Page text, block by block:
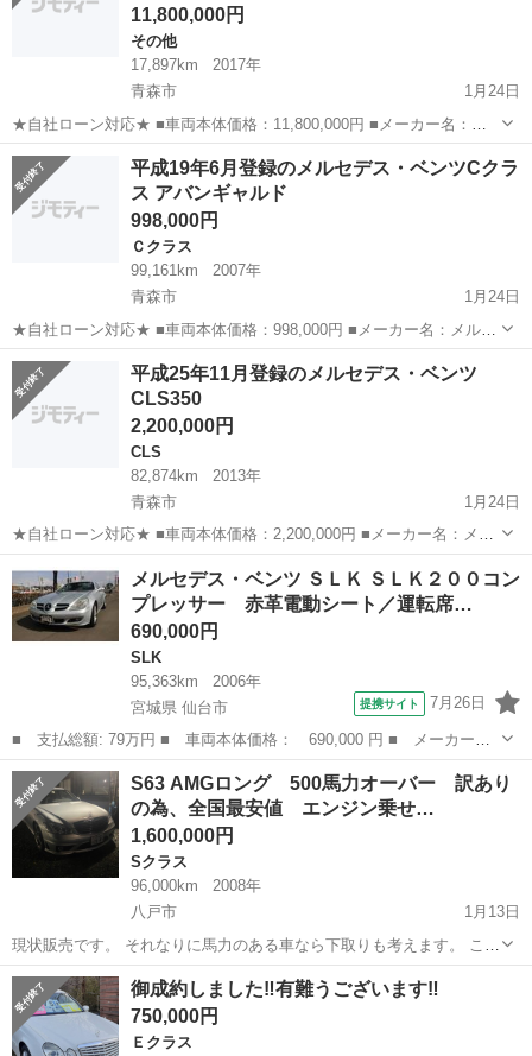
11,800,000円
その他
17,897km
2017年
青森市
1月24日
★自社ローン対応★ ■車両本体価格：11,800,000円 ■メーカー名：メ
ルセデス・ベンツ ■車種名：Gクラス G350d ■排気量：3,000cc ■年
式：H29年 ■走行距離：17,897km ■色...
青森 青森市 その他 ベンツ
平成19年6月登録のメルセデス・ベンツCクラ
ス アバンギャルド
998,000円
Ｃクラス
99,161km
2007年
青森市
1月24日
★自社ローン対応★ ■車両本体価格：998,000円 ■メーカー名：メルセ
デス・ベンツ ■車種名：Cクラス アバンギャルド ■排気量：2,500cc ■
年式：H19年 ■走行距離：99,161km ■色名...
青森 青森市 Ｃクラス ベンツ
平成25年11月登録のメルセデス・ベンツ
CLS350
2,200,000円
CLS
82,874km
2013年
青森市
1月24日
★自社ローン対応★ ■車両本体価格：2,200,000円 ■メーカー名：メル
セデス・ベンツ ■車種名：CLS350 ■排気量：3,500cc ■年式：H25年 ■
走行距離：82,874km ■色名：パール...
青森 青森市
メルセデス・ベンツ ＳＬＫ ＳＬＫ２００コン
プレッサー 赤革電動シート／運転席…
690,000円
SLK
95,363km
2006年
宮城県 仙台市
提携サイト 7月26日
■ 支払総額: 79万円 ■ 車両本体価格： 690,000 円 ■ メーカー
名： メルセデス・ベンツ ■ 車種名： ＳＬＫ ■ グレード名：
ＳＬＫ２００コンプレッサー 赤革電動シート／運転席＆助手席 Ｅ
ＴＣ １６インチ...
宮城 仙台市
S63 AMGロング 500馬力オーバー 訳あり
の為、全国最安値 エンジン乗せ…
1,600,000円
Sクラス
96,000km
2008年
八戸市
1月13日
現状販売です。 それなりに馬力のある車なら下取りも考えます。 この
車のエンジンは6200ccのV8 AMGの1人のエンジニアによる手組のチュ
ーニングエンジンです。 エンジンブロックはクローズドデッキ構造。
そのブロックの形...
青森 八戸市 Sクラス エンジン
御成約しました‼️有難うございます‼️
750,000円
Ｅクラス